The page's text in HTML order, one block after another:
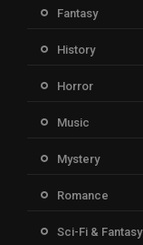
Fantasy
History
Horror
Music
Mystery
Romance
Sci-Fi & Fantasy